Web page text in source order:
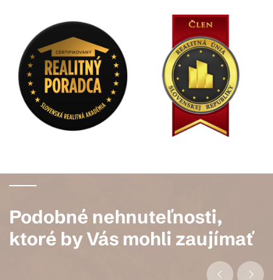
Podobné nehnuteľnosti,
ktoré by Vás mohli zaujímať